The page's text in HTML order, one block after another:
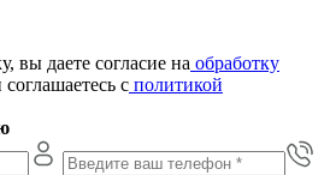
вы даете согласие на обработку
соглашаетесь с политикой